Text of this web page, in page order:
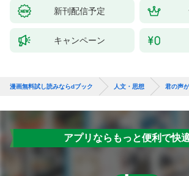
新刊配信予定
キャンペーン
漫画無料試し読みならdブック 人文・思想 君の声
アプリならもっと便利で快